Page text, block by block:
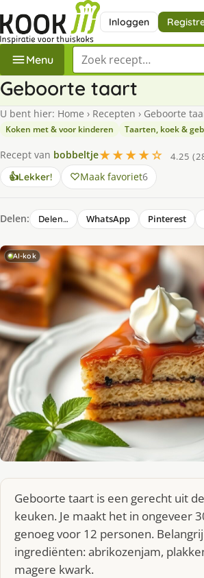
Inloggen
Menu Zoek een recept
Geboorte taart
U bent hier: Home › Recepten › Geboorte
Koken met & voor kinderen Taarten, koek &
Recept van bobbeltje★★★★☆
4.25
👍Lekker! Maak favoriet6
Delen: Delen… WhatsApp Pinterest
AI-kok
Geboorte taart is een gerecht uit
keuken. Je maakt het in ongeveer
genoeg voor 12 personen.
ingrediënten: abrikozenjam,
magere kwark.